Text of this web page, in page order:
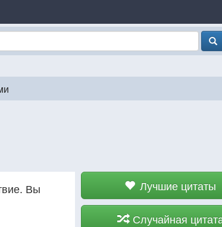
Лучшие цитаты
Случайная
Вы